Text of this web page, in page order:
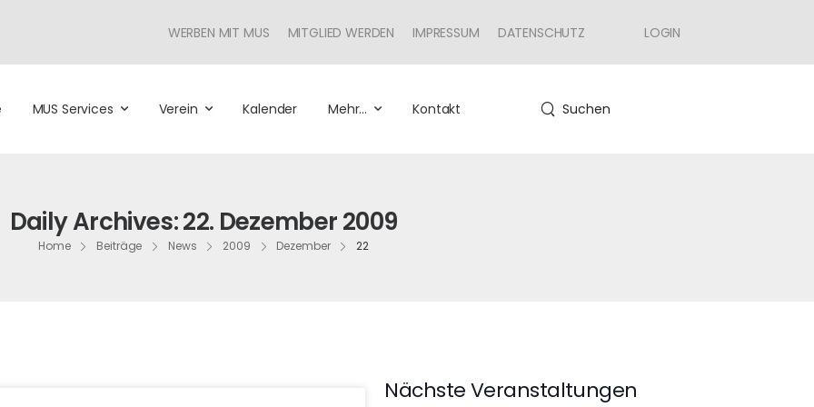
WERBEN MIT MUS MITGLIED WERDEN IMPRESSUM DATENSCHUTZ LOGIN
Suchen
MUS Services Verein Kalender Mehr… Kontakt
Daily Archives: 22. Dezember 2009
Home Beiträge News 2009 Dezember 22
Nächste Veranstaltungen